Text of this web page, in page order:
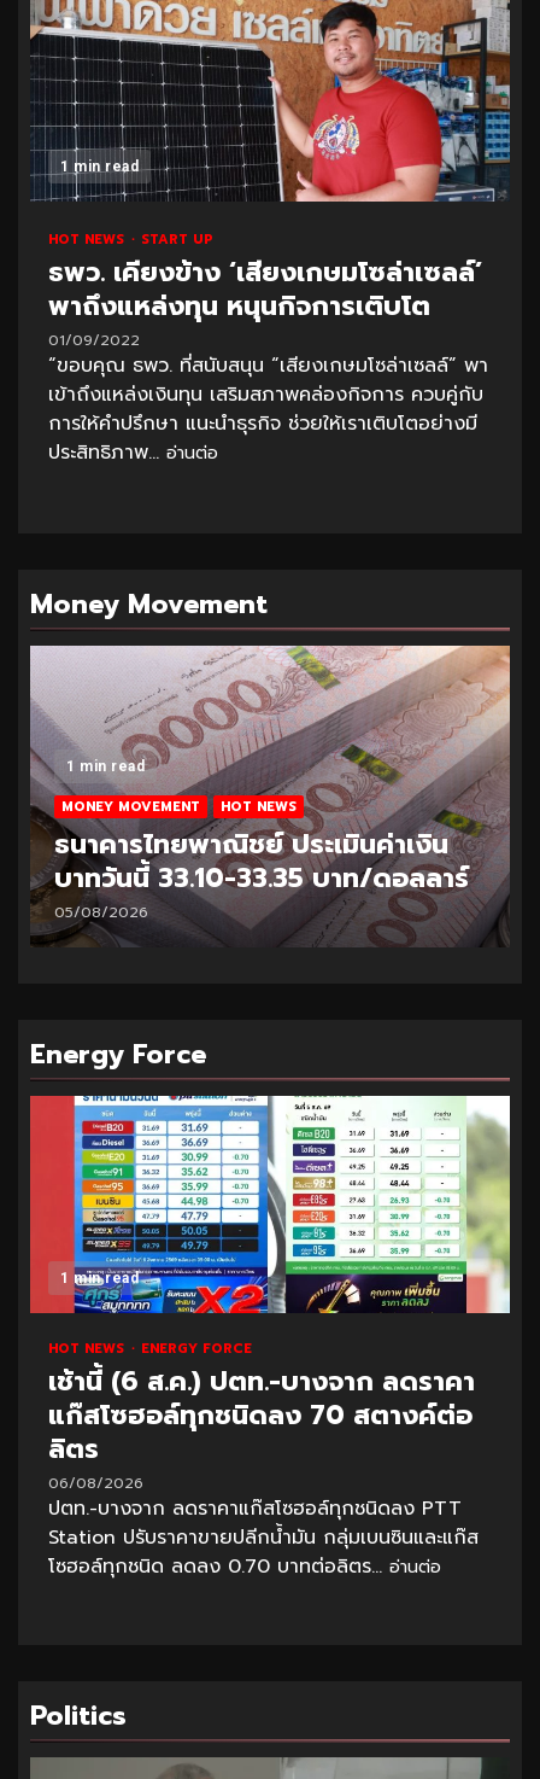
1 min read
HOT NEWS START UP
ธพว. เคียงข้าง ‘เสียงเกษมโซล่าเซลล์’
พาถึงแหล่งทุน หนุนกิจการเติบโต
01/09/2022
“ขอบคุณ ธพว. ที่สนับสนุน “เสียงเกษมโซล่าเซลล์” พา
เข้าถึงแหล่งเงินทุน เสริมสภาพคล่องกิจการ ควบคู่กับ
การให้คำปรึกษา แนะนำธุรกิจ ช่วยให้เราเติบโตอย่างมี
ประสิทธิภาพ... อ่านต่อ
Money Movement
1 min read
MONEY MOVEMENT HOT NEWS
ธนาคารไทยพาณิชย์ ประเมินค่าเงิน
บาทวันนี้ 33.10-33.35 บาท/ดอลลาร์
05/08/2026
Energy Force
1 min read
HOT NEWS ENERGY FORCE
เช้านี้ (6 ส.ค.) ปตท.-บางจาก ลดราคา
แก๊สโซฮอล์ทุกชนิดลง 70 สตางค์ต่อ
ลิตร
06/08/2026
ปตท.-บางจาก ลดราคาแก๊สโซฮอล์ทุกชนิดลง PTT
Station ปรับราคาขายปลีกน้ำมัน กลุ่มเบนซินและแก๊ส
โซฮอล์ทุกชนิด ลดลง 0.70 บาทต่อลิตร... อ่านต่อ
Politics